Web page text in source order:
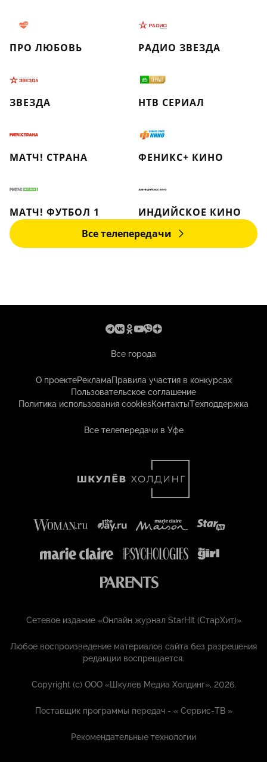
ПРО ЛЮБОВЬ РАДИО ЗВЕЗДА
ЗВЕЗДА НТВ СЕРИАЛ
МАТЧ! СТРАНА ФЕНИКС+ КИНО
МАТЧ! ФУТБОЛ 1
ИНДИЙСКОЕ КИНО
Все телепередачи
Все города
О проектеРекламаПравила участия в конкурсах
Пользовательское соглашение
Политика использования cookiesКонтактыТехподдержка
Все телепередачи в Уфе
Сетевое издание «Онлайн журнал StarHit (СтарХит)»
Любое воспроизведение материалов сайта без разрешения
редакции воспрещается.
Copyright (с) ООО «Шкулёв Медиа Холдинг», 2026.
Поставщик программы передач - «Сервис-ТВ »
Рекомендательные технологии